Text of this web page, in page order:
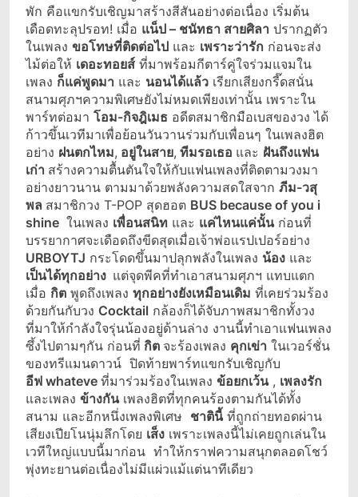
พัก คือแขกรับเชิญมาสร้างสีสันอย่างต่อเนื่อง เริ่มต้น
เดือดทะลุปรอท! เมื่อ แน็ป – ชนัทธา สายศิลา ปรากฏตัว
ในเพลง ขอโทษที่ติดต่อไป และ เพราะว่ารัก ก่อนจะส่ง
ไม้ต่อให้ เดอะทอยส์ ที่มาพร้อมกีตาร์คู่ใจร่วมแจมใน
เพลง ก็แค่พูดมา และ นอนได้แล้ว เรียกเสียงกรี๊ดสนั่น
สนามศุภฯความพิเศษยังไม่หมดเพียงเท่านั้น เพราะใน
พาร์ทต่อมา โอม-กิจฎิเมธ อดีตสมาชิกมือเบสของวง ได้
ก้าวขึ้นเวทีมาเพื่อย้อนวันวานร่วมกับเพื่อนๆ ในเพลงฮิต
อย่าง ฝนตกไหม, อยู่ในสาย, ทีมรอเธอ และ ฝันถึงแฟน
เก่า สร้างความตื้นตันใจให้กับแฟนเพลงที่ติดตามวงมา
อย่างยาวนาน ตามมาด้วยพลังความสดใสจาก ภีม-วสุ
พล สมาชิกวง T-POP สุดฮอต BUS because of you i
shine ในเพลง เพื่อนสนิท และ แค่ไหนแค่นั้นก่อนที่
บรรยากาศจะเดือดถึงขีดสุดเมื่อเจ้าพ่อแรปเปอร์อย่าง
URBOYTJ กระโดดขึ้นมาปลุกพลังในเพลง น้อง และ
เป็นได้ทุกอย่าง แต่จุดพีคที่ทำเอาสนามศุภฯ แทบแตก
เมื่อ กิต พูดถึงเพลง ทุกอย่างยังเหมือนเดิม ที่เคยร่วมร้อง
ด้วยกันกับวง Cocktail กล้องก็ได้จับภาพสมาชิกทั้งวง
ที่มาให้กำลังใจรุ่นน้องอยู่ด้านล่าง งานนี้ทำเอาแฟนเพลง
ซึ้งไปตามๆกัน ก่อนที่ กิต จะร้องเพลง คุกเข่า ในเวอร์ชั่น
ของทรีแมนดาวน์ ปิดท้ายพาร์ทแขกรับเชิญกับ
อีฟ whateve ที่มาร่วมร้องในเพลง ข้อยกเว้น, เพลงรัก
และเพลง ข้างกันเพลงฮิตที่ทุกคนร้องตามกันได้ทั้ง
สนาม และอีกหนึ่งเพลงพิเศษ ชาตินี้ที่ถูกถ่ายทอดผ่าน
เสียงเปียโนนุ่มลึกโดย เส็ง เพราะเพลงนี้ไม่เคยถูกเล่นใน
เวทีใหญ่แบบนี้มาก่อน ทำให้กราฟความสนุกตลอดโชว์
พุ่งทะยานต่อเนื่องไม่มีแผ่วแม้แต่นาทีเดียว